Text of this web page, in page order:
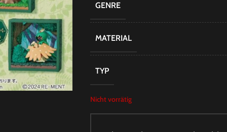
GENRE
MATERIAL
TYP
Nicht vorrätig